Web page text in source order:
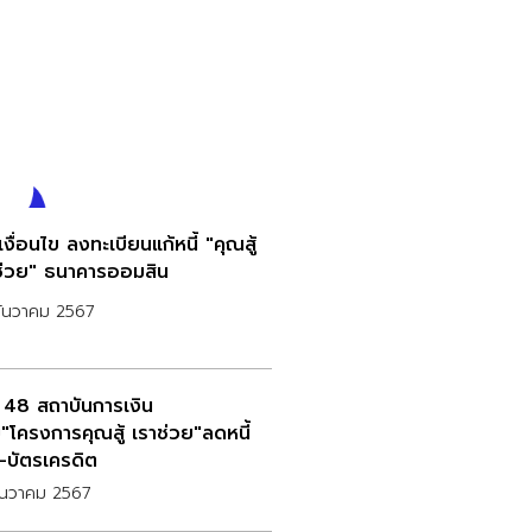
งื่อนไข ลงทะเบียนแก้หนี้ "คุณสู้
วย" ธนาคารออมสิน
วาคม 2567
สถาบันการเงิน
โครงการคุณสู้ เราช่วย"ลดหนี้
บัตรเครดิต
วาคม 2567